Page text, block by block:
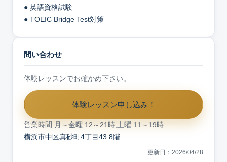
● 英語資格試験
● TOEIC Bridge Test対策
問い合わせ
体験レッスンでお確かめ下さい。
体験レッスン申し込み！
営業時間:月～金曜 12～21時,土曜 11～19時
横浜市中区真砂町4丁目43 8階
更新日：2026/04/28